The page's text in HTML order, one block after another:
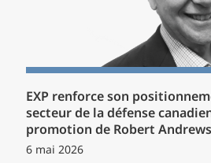
EXP renforce son
secteur de la défense
promotion de Robert
6 mai 2026